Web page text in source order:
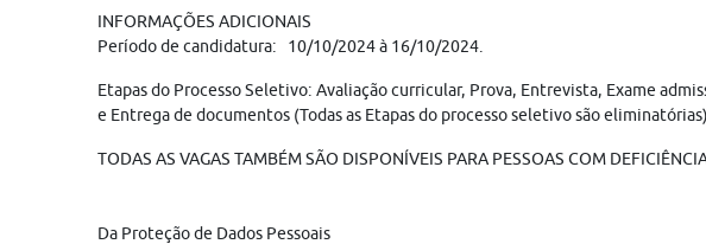
INFORMAÇÕES ADICIONAIS
Período de candidatura: 10/10/2024 à 16/10/2024.
Etapas do Processo Seletivo: Avaliação curricular, Prova, Entrevista, Exame
e Entrega de documentos (Todas as Etapas do processo seletivo são eliminatórias).
TODAS AS VAGAS TAMBÉM SÃO DISPONÍVEIS PARA PESSOAS COM
Da Proteção de Dados Pessoais